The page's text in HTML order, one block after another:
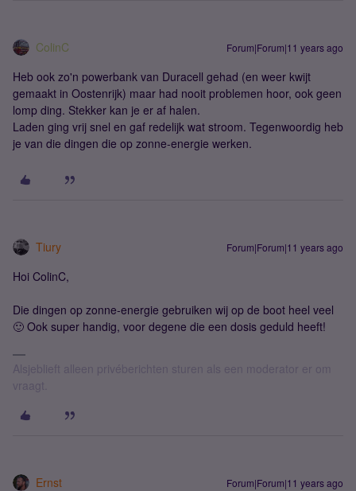
ColinC Forum|Forum|11 years ago
Heb ook zo'n powerbank van Duracell gehad (en weer kwijt
gemaakt in Oostenrijk) maar had nooit problemen hoor, ook geen
lomp ding. Stekker kan je er af halen.
Laden ging vrij snel en gaf redelijk wat stroom. Tegenwoordig heb
je van die dingen die op zonne-energie werken.
Tiury Forum|Forum|11 years ago
Hoi ColinC,
Die dingen op zonne-energie gebruiken wij op de boot heel veel
🙂 Ook super handig, voor degene die een dosis geduld heeft!
Alsjeblieft alleen privéberichten sturen als een moderator er om
vraagt.
Ernst Forum|Forum|11 years ago